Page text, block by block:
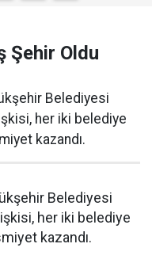
Şehir Oldu
Belediyesi
her iki belediye
kazandı.
Belediyesi
her iki belediye
kazandı.